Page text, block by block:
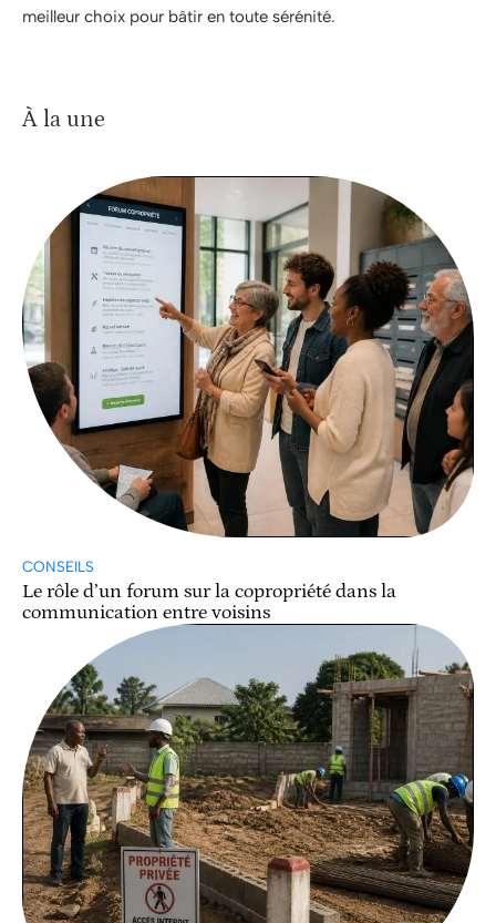
meilleur choix pour bâtir en toute sérénité.
À la une
CONSEILS
Le rôle d’un forum sur la copropriété dans la
communication entre voisins